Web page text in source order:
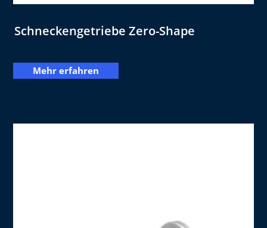
Schneckengetriebe Zero-Shape
Mehr erfahren